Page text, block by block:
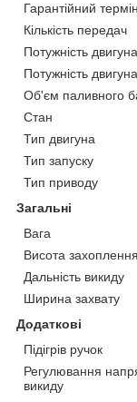
Гарантійний термін
Кількість передач
Потужність
Потужність
Об'єм паливного
Стан
Тип двигуна
Тип запуску
Тип приводу
Загальні
Вага
Висота захоплення
Дальність викиду
Ширина захвату
Додаткові
Підігрів ручок
Регулювання
викиду